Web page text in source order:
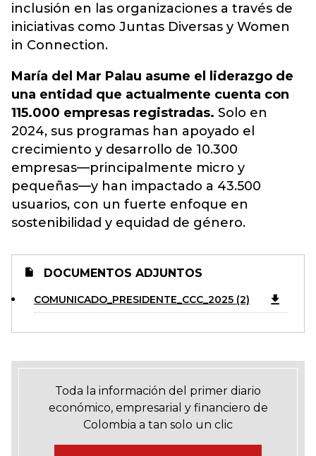
inclusión en las organizaciones a través de
iniciativas como Juntas Diversas y Women
in Connection.
María del Mar Palau asume el liderazgo de
una entidad que actualmente cuenta con
115.000 empresas registradas. Solo en
2024, sus programas han apoyado el
crecimiento y desarrollo de 10.300
empresas—principalmente micro y
pequeñas—y han impactado a 43.500
usuarios, con un fuerte enfoque en
sostenibilidad y equidad de género.
DOCUMENTOS ADJUNTOS
COMUNICADO_PRESIDENTE_CCC_2025 (2)
Toda la información del primer diario
económico, empresarial y financiero de
Colombia a tan solo un clic